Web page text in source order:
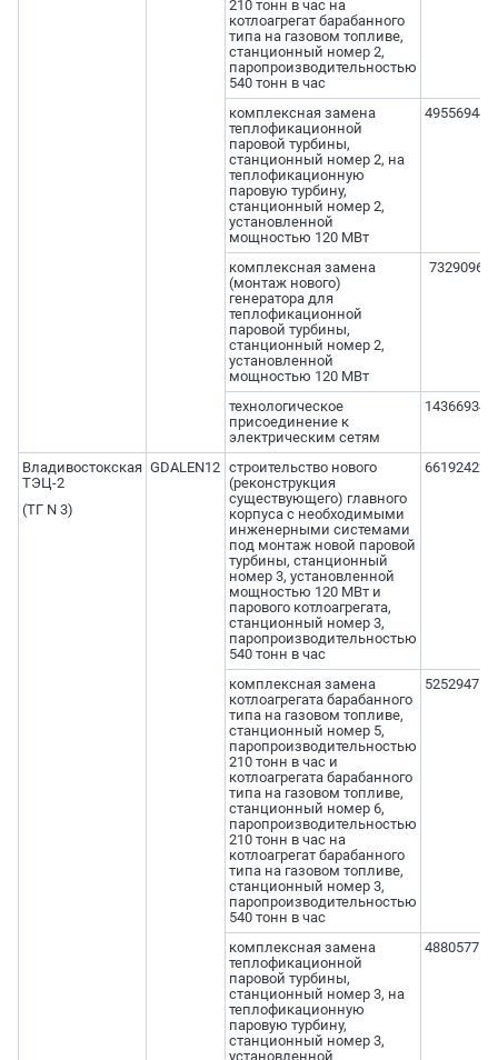
210 тонн в час на
котлоагрегат барабанного
типа на газовом топливе,
станционный номер 2,
паропроизводительностью
540 тонн в час
комплексная замена
теплофикационной
паровой турбины,
станционный номер 2, на
теплофикационную
паровую турбину,
станционный номер 2,
установленной
мощностью 120 МВт
комплексная замена
(монтаж нового)
генератора для
теплофикационной
паровой турбины,
станционный номер 2,
установленной
мощностью 120 МВт
технологическое
присоединение к
электрическим сетям
Владивостокская
ТЭЦ-2
(ТГ N 3)
GDALEN12 строительство нового
(реконструкция
существующего) главного
корпуса с необходимыми
инженерными системами
под монтаж новой паровой
турбины, станционный
номер 3, установленной
мощностью 120 МВт и
парового котлоагрегата,
станционный номер 3,
паропроизводительностью
540 тонн в час
комплексная замена
котлоагрегата барабанного
типа на газовом топливе,
станционный номер 5,
паропроизводительностью
210 тонн в час и
котлоагрегата барабанного
типа на газовом топливе,
станционный номер 6,
паропроизводительностью
210 тонн в час на
котлоагрегат барабанного
типа на газовом топливе,
станционный номер 3,
паропроизводительностью
540 тонн в час
комплексная замена
теплофикационной
паровой турбины,
станционный номер 3, на
теплофикационную
паровую турбину,
станционный номер 3,
установленной